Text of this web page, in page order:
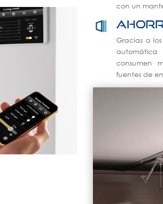
con un
Gracias a
automática
consumen
fuentes de